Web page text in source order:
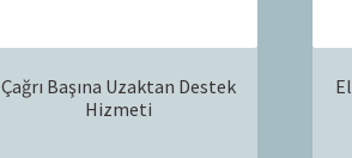
Çağrı Başına Uzaktan Destek
Hizmeti